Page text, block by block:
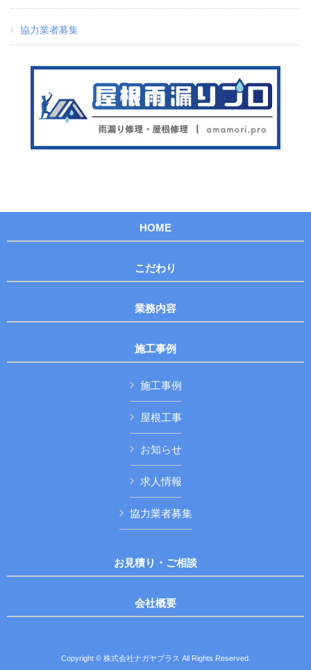
協力業者募集
HOME
こだわり
業務内容
施工事例
施工事例
屋根工事
お知らせ
求人情報
協力業者募集
お見積り・ご相談
会社概要
Copyright © 株式会社ナガヤプラス All Rights Reserved.